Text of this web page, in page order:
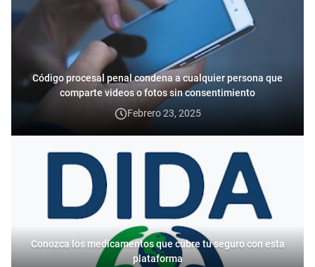
Código procesal penal condena a cualquier persona que
comparte videos o fotos sin consentimiento
Febrero 23, 2025
Conozca los medicamentos que cubre tu seguro con esta
plataforma